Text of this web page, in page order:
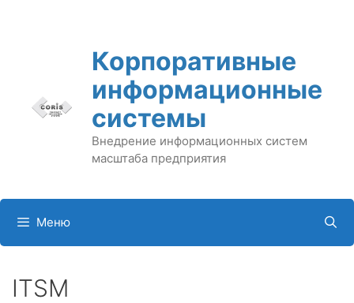
Корпоративные
информационные
системы
Внедрение информационных систем
масштаба предприятия
Меню
ITSM